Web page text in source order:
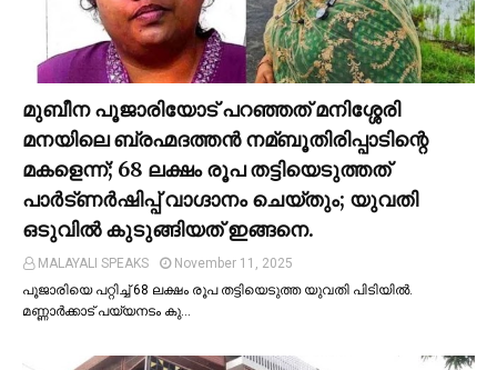
മുബീന പൂജാരിയോട് പറഞ്ഞത് മനിശ്ശേരി
മനയിലെ ബ്രഹ്മദത്തൻ നമ്ബൂതിരിപ്പാടിന്റെ
മകളെന്ന്; 68 ലക്ഷം രൂപ തട്ടിയെടുത്തത്
പാര്‍ട്ണര്‍ഷിപ്പ് വാഗ്ദാനം ചെയ്തും; യുവതി
ഒടുവില്‍ കുടുങ്ങിയത് ഇങ്ങനെ.
MALAYALI SPEAKS
November 11, 2025
പൂജാരിയെ പറ്റിച്ച്‌ 68 ലക്ഷം രൂപ തട്ടിയെടുത്ത യുവതി പിടിയില്‍.
മണ്ണാർക്കാട് പയ്യനടം കു…